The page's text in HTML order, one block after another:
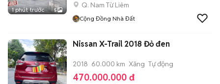
1 phút trước 5
Q. Nam Từ Liêm
Cộng Đồng Nhà Đất
Nissan X-Trail 2018 Đỏ đen
2018 60.000 km Xăng Tự động
470.000.000 đ